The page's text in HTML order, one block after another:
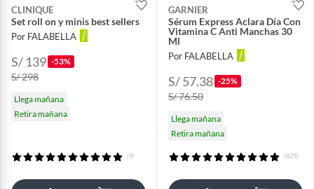
CLINIQUE
Set roll on y minis best sellers
Por FALABELLA
S/ 139 -53%
S/ 298
Llega mañana
Retira mañana
(9)
GARNIER
Sérum Express Aclara Día Con
Vitamina C Anti Manchas 30
Ml
Por FALABELLA
S/ 57.38 -25%
S/ 76.50
Llega mañana
Retira mañana
(829)